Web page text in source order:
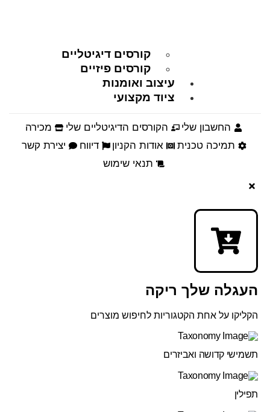
קורסים דיגיטליים
קורסים פיזיים
עיצוב ואומנות
ציוד מקצועי
החשבון שלי הקורסים הדיגיטליים שלי
מכירה
תמיכה טכנית
אודות הקניון דיווח
יצירת קשר
תנאי שימוש
העגלה שלך ריקה
הקליקו על אחת הקטגוריות לחיפוש מוצרים
תשמישי קדושה ואביזרים
תפילין